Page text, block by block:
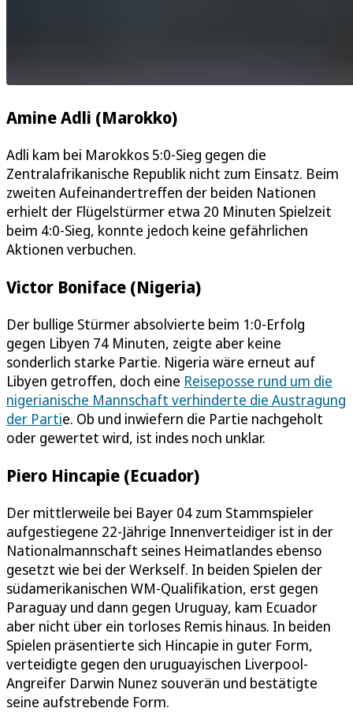
Amine Adli (Marokko)
Adli kam bei Marokkos 5:0-Sieg gegen die
Zentralafrikanische Republik nicht zum Einsatz. Beim
zweiten Aufeinandertreffen der beiden Nationen
erhielt der Flügelstürmer etwa 20 Minuten Spielzeit
beim 4:0-Sieg, konnte jedoch keine gefährlichen
Aktionen verbuchen.
Victor Boniface (Nigeria)
Der bullige Stürmer absolvierte beim 1:0-Erfolg
gegen Libyen 74 Minuten, zeigte aber keine
sonderlich starke Partie. Nigeria wäre erneut auf
Libyen getroffen, doch eine Reiseposse rund um die
nigerianische Mannschaft verhinderte die Austragung
der Partie. Ob und inwiefern die Partie nachgeholt
oder gewertet wird, ist indes noch unklar.
Piero Hincapie (Ecuador)
Der mittlerweile bei Bayer 04 zum Stammspieler
aufgestiegene 22-Jährige Innenverteidiger ist in der
Nationalmannschaft seines Heimatlandes ebenso
gesetzt wie bei der Werkself. In beiden Spielen der
südamerikanischen WM-Qualifikation, erst gegen
Paraguay und dann gegen Uruguay, kam Ecuador
aber nicht über ein torloses Remis hinaus. In beiden
Spielen präsentierte sich Hincapie in guter Form,
verteidigte gegen den uruguayischen Liverpool-
Angreifer Darwin Nunez souverän und bestätigte
seine aufstrebende Form.